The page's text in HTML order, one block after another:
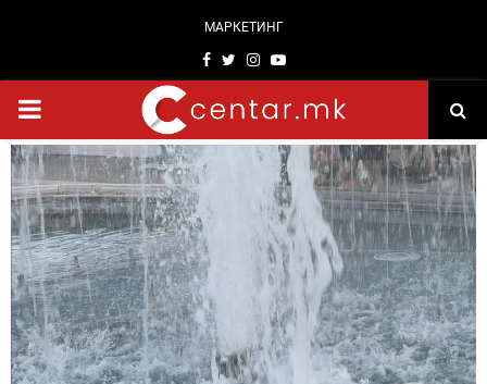
МАРКЕТИНГ
Facebook
TwitterInstagram
Youtube
PRIMARY
MENU